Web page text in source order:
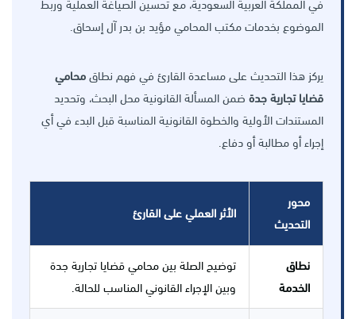
في المملكة العربية السعودية، مع تحسين الصياغة العملية وربط
الموضوع بخدمات مكتب المحامي مؤيد بن بدر آل إسحاق.
يركز هذا التحديث على مساعدة القارئ في فهم نطاقمحامي
قضايا تجارية جدة ضمن المسألة القانونية محل البحث، وتحديد
المستندات الأولية والخطوة القانونية المناسبة قبل البدء في أي
إجراء أو مطالبة أو دفاع.
محور
التحديث
الأثر العملي على القارئ
نطاق
الخدمة
توضيح الصلة بين محامي قضايا تجارية جدة
وبين الإجراء القانوني المناسب للحالة.